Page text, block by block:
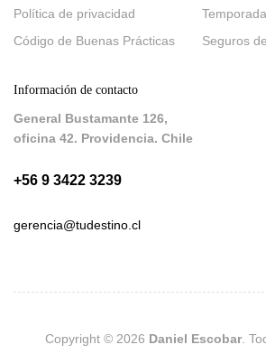
Política de privacidad
Código de Buenas Prácticas
Seguros
Información de contacto
General Bustamante 126,
oficina 42. Providencia. Chile
+56 9 3422 3239
gerencia@tudestino.cl
Copyright © 2026 Daniel Escobar.